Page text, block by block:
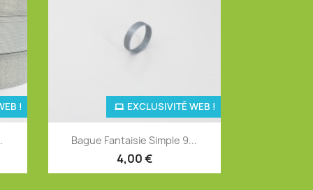
!
 Aperçu rapide
Bague Fantaisie Simple 9...
4,00 €
EXCLUSIVITÉ WEB !